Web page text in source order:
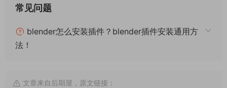
常见问题
blender怎么安装插件？blender插件安装通用方
法！
文章来自后期屋，原文链接：